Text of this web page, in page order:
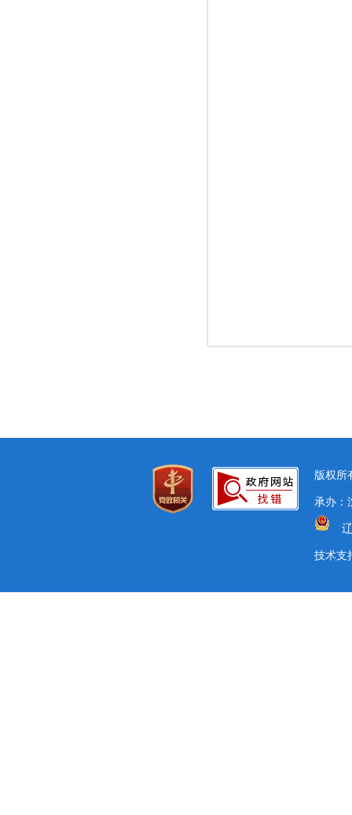
版权所
承办：
技术支